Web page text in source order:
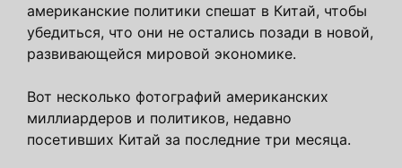
американские политики спешат в Китай, чтобы
убедиться, что они не остались позади в новой,
развивающейся мировой экономике.
Вот несколько фотографий американских
миллиардеров и политиков, недавно
посетивших Китай за последние три месяца.